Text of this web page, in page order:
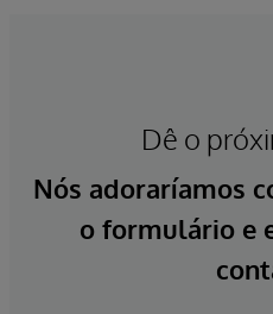
Dê o
Nós adoraríamos
o formulário e